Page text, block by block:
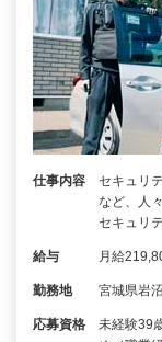
仕事内容
セキュリ
など、人
セキュリ
給与 月給
勤務地 宮城県岩
応募資格
未経験39